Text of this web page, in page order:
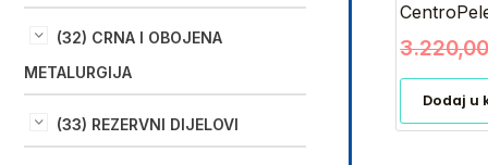
(32) CRNA I OBOJENA
METALURGIJA
(33) REZERVNI DIJELOVI
Dodaj u